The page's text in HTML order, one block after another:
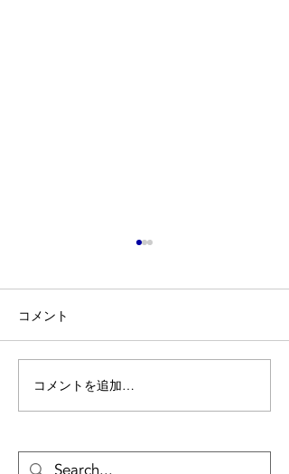
某保養所 養老郡 ＃17
コメント
コメントを追加…